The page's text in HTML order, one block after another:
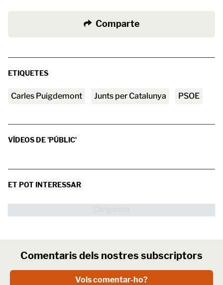
Comparte
ETIQUETES
Carles Puigdemont Junts per Catalunya PSOE
VÍDEOS DE 'PÚBLIC'
ET POT INTERESSAR
Comentaris dels nostres subscriptors
Vols comentar-ho?